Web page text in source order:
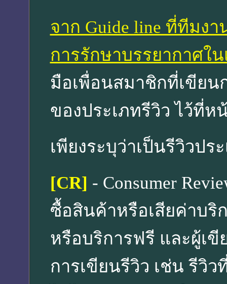
จาก Guide line ที่ทีมง
การรักษาบรรยากาศใ
มือเพื่อนสมาชิกที่เขียน
ของประเภทรีวิว ไว้ที่
เพียงระบุว่าเป็นรีวิวปร
[CR] - Consumer
ซื้อสินค้าหรือเสียค่าบริ
หรือบริการฟรี และผู้เ
การเขียนรีวิว เช่น รีวิ